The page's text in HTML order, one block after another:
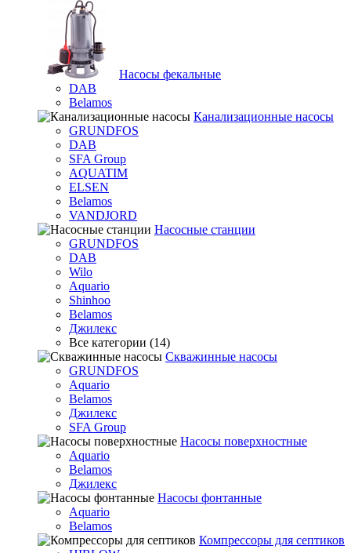
Насосы фекальные
DAB
Belamos
Канализационные насосы
GRUNDFOS
DAB
SFA Group
AQUATIM
ELSEN
Belamos
VANDJORD
Насосные станции
GRUNDFOS
DAB
Wilo
Aquario
Shinhoo
Belamos
Джилекс
Все категории (14)
Скважинные насосы
GRUNDFOS
Aquario
Belamos
Джилекс
SFA Group
Насосы поверхностные
Aquario
Belamos
Джилекс
Насосы фонтанные
Aquario
Belamos
Компрессоры для септиков